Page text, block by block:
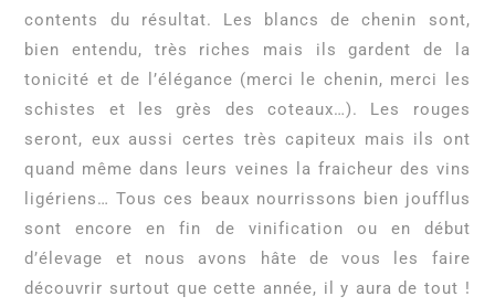
contents du résultat. Les blancs de chenin sont,
bien entendu, très riches mais ils gardent de la
tonicité et de l’élégance (merci le chenin, merci les
schistes et les grès des coteaux…). Les rouges
seront, eux aussi certes très capiteux mais ils ont
quand même dans leurs veines la fraicheur des vins
ligériens… Tous ces beaux nourrissons bien joufflus
sont encore en fin de vinification ou en début
d’élevage et nous avons hâte de vous les faire
découvrir surtout que cette année, il y aura de tout !